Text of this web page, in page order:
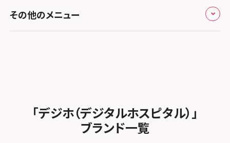
スマホスピタル テルル草加花栗
スマホスピタル テルル東川口
スマホスピタル テルル松戸五香
スマホスピタル 西枇杷島
スマホスピタル平和が丘
スマホスピタル春日井勝川
スマホスピタルイオンタウン茨木太田
スマホスピタル住道オペラパーク
スマホスピタル東大阪ロンモール布施
スマホスピタル熊本下通
スマホスピタル GODOモバイル大分府内町
iPhone修理メニュー
MacBook修理メニュー
その他のメニュー
FCNTスマートフォン修理
「デジホ（デジタルホスピタル）」
ブランド一覧